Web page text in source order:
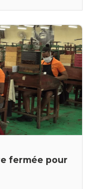
fermée pour